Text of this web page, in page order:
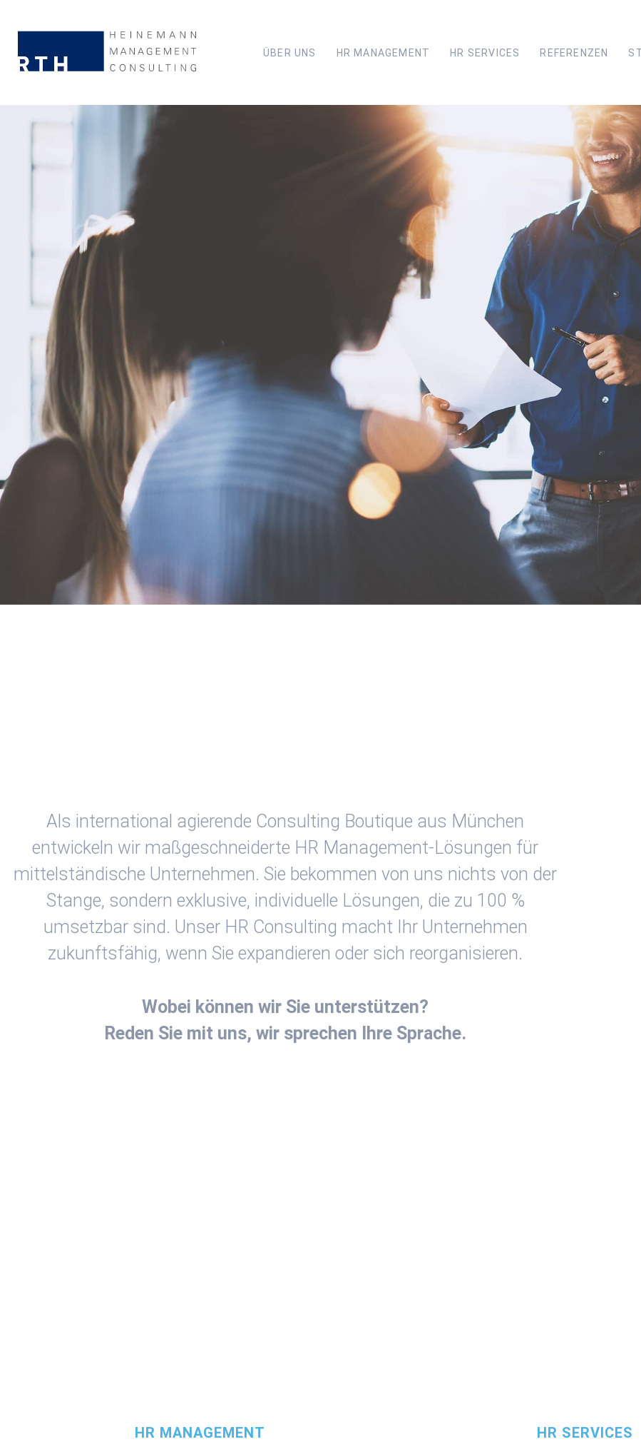
ÜBER UNS HR MANAGEMENT HR SERVICES REFERENZEN
Als international agierende Consulting Boutique aus München
entwickeln wir maßgeschneiderte HR Management-Lösungen für
mittelständische Unternehmen. Sie bekommen von uns nichts von der
Stange, sondern exklusive, individuelle Lösungen, die zu 100 %
umsetzbar sind. Unser HR Consulting macht Ihr Unternehmen
zukunftsfähig, wenn Sie expandieren oder sich reorganisieren.
Wobei können wir Sie unterstützen?
Reden Sie mit uns, wir sprechen Ihre Sprache.
HR MANAGEMENT HR SERVICES